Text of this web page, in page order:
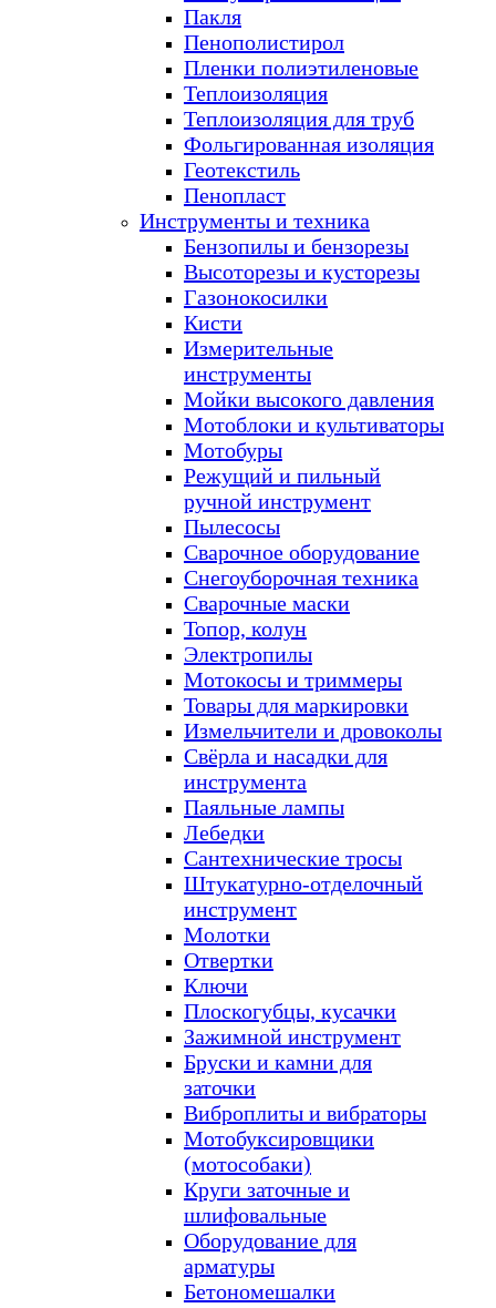
Пакля
Пенополистирол
Пленки полиэтиленовые
Теплоизоляция
Теплоизоляция для труб
Фольгированная изоляция
Геотекстиль
Пенопласт
Инструменты и техника
Бензопилы и бензорезы
Высоторезы и кусторезы
Газонокосилки
Кисти
Измерительные
инструменты
Мойки высокого давления
Мотоблоки и культиваторы
Мотобуры
Режущий и пильный
ручной инструмент
Пылесосы
Сварочное оборудование
Снегоуборочная техника
Сварочные маски
Топор, колун
Электропилы
Мотокосы и триммеры
Товары для маркировки
Измельчители и дровоколы
Свёрла и насадки для
инструмента
Паяльные лампы
Лебедки
Сантехнические тросы
Штукатурно-отделочный
инструмент
Молотки
Отвертки
Ключи
Плоскогубцы, кусачки
Зажимной инструмент
Бруски и камни для
заточки
Виброплиты и вибраторы
Мотобуксировщики
(мотособаки)
Круги заточные и
шлифовальные
Оборудование для
арматуры
Бетономешалки